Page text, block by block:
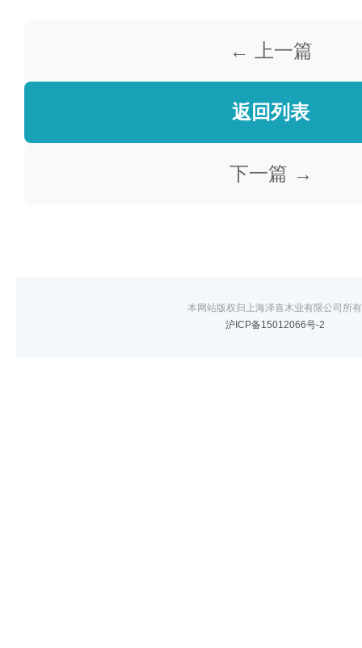
← 上一篇
返回列表
下一篇 →
本网站版权归上海泽喜木业有限公司所有
沪ICP备15012066号-2